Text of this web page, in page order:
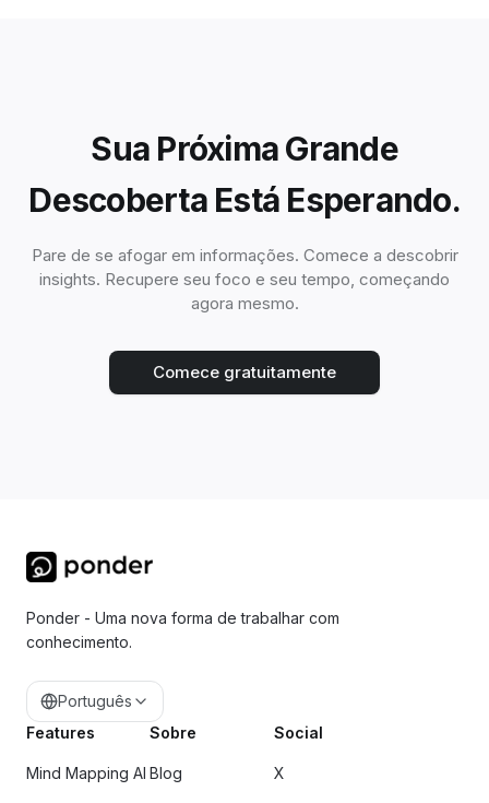
Sua Próxima Grande
Descoberta Está Esperando.
Pare de se afogar em informações. Comece a descobrir
insights. Recupere seu foco e seu tempo, começando
agora mesmo.
Comece gratuitamente
Ponder - Uma nova forma de trabalhar com
conhecimento.
Português
Features
Mind Mapping AI
Sobre
Blog
Social
X